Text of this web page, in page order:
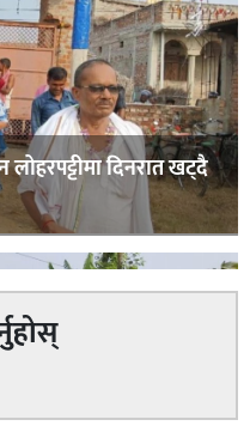
लोहरपट्टीमा दिनरात खट्दै